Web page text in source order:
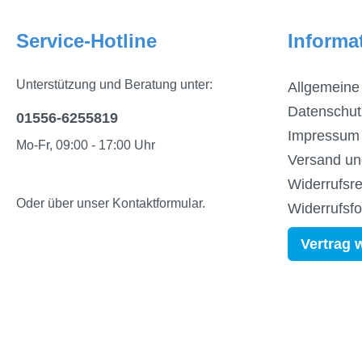
Service-Hotline
Unterstützung und Beratung unter:
01556-6255819
Mo-Fr, 09:00 - 17:00 Uhr
Oder über unser Kontaktformular.
Impressum
Versand
Vertrag